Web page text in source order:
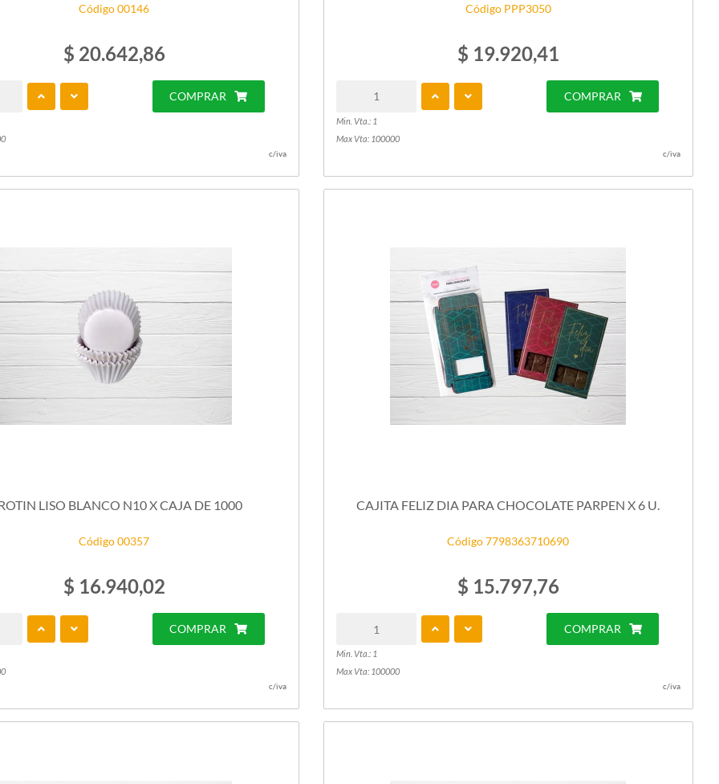
Código 00146
$ 20.642,86
COMPRAR
c/iva
Código PPP3050
$ 19.920,41
Min. Vta.: 1
Max Vta: 100000
COMPRAR
c/iva
LISO BLANCO N10 X CAJA DE 1000
Código 00357
$ 16.940,02
COMPRAR
c/iva
CAJITA FELIZ DIA PARA CHOCOLATE PARPEN X 6 U.
Código 7798363710690
$ 15.797,76
Min. Vta.: 1
Max Vta: 100000
COMPRAR
c/iva